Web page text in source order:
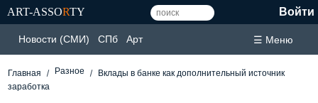
ART-ASSORTY Войти
Новости (СМИ) СПб Арт ☰ Меню
Главная Разное
Вклады в банке как дополнительный источник
заработка